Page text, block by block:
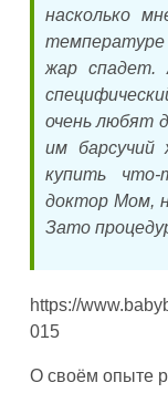
насколько
температуре
жар спадет.
очень любят
им
купить что-
доктор Мом,
Зато
https://
015
О своём опыте